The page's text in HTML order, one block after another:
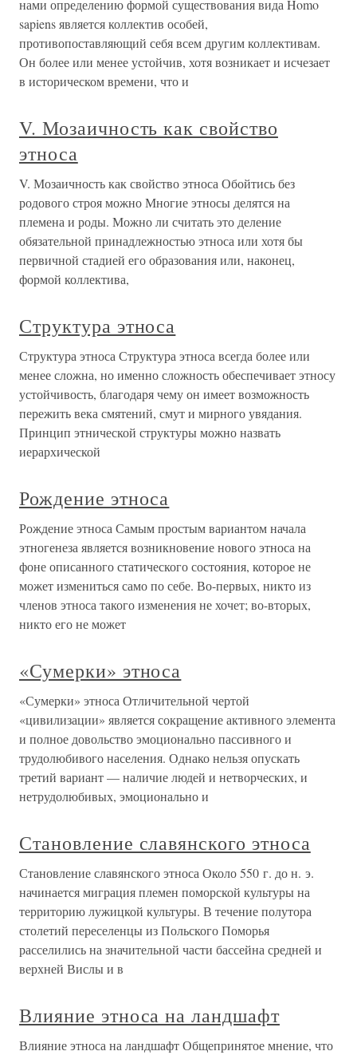
нами определению формой существования вида Homo
sapiens является коллектив особей,
противопоставляющий себя всем другим коллективам.
Он более или менее устойчив, хотя возникает и исчезает
в историческом времени, что и
V. Мозаичность как свойство
этноса
V. Мозаичность как свойство этноса Обойтись без
родового строя можно Многие этносы делятся на
племена и роды. Можно ли считать это деление
обязательной принадлежностью этноса или хотя бы
первичной стадией его образования или, наконец,
формой коллектива,
Структура этноса
Структура этноса Структура этноса всегда более или
менее сложна, но именно сложность обеспечивает этносу
устойчивость, благодаря чему он имеет возможность
пережить века смятений, смут и мирного увядания.
Принцип этнической структуры можно назвать
иерархической
Рождение этноса
Рождение этноса Самым простым вариантом начала
этногенеза является возникновение нового этноса на
фоне описанного статического состояния, которое не
может измениться само по себе. Во-первых, никто из
членов этноса такого изменения не хочет; во-вторых,
никто его не может
«Сумерки» этноса
«Сумерки» этноса Отличительной чертой
«цивилизации» является сокращение активного элемента
и полное довольство эмоционально пассивного и
трудолюбивого населения. Однако нельзя опускать
третий вариант — наличие людей и нетворческих, и
нетрудолюбивых, эмоционально и
Становление славянского этноса
Становление славянского этноса Около 550 г. до н. э.
начинается миграция племен поморской культуры на
территорию лужицкой культуры. В течение полутора
столетий переселенцы из Польского Поморья
расселились на значительной части бассейна средней и
верхней Вислы и в
Влияние этноса на ландшафт
Влияние этноса на ландшафт Общепринятое мнение, что